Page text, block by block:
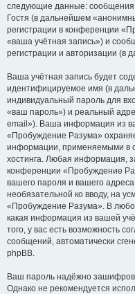
следующие данные:
Гостя (в дальнейшем
регистрации в конференции
«ваша учётная запись») и
регистрации и авторизации
Ваша учётная запись будет
идентифицируемое имя (в
индивидуальный пароль для
«ваш пароль») и реальный
email»). Ваша информация из
«Пробуждение Разума»
информации, применяемыми в
хостинга. Любая информация,
конференции «Пробуждение
вашего пароля и вашего
необязательной ко вводу, на
«Пробуждение Разума». В
какая информация из вашей
того, у вас есть возможность
сообщений, автоматически
phpBB.
Ваш пароль надёжно
Однако не рекомендуется